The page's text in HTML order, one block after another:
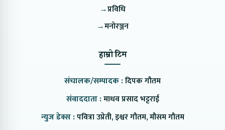
→प्रविधि
→मनोरञ्जन
हाम्रो टिम
संचालक/सम्पादक :दिपक गौतम
संवाददाता :माधव प्रसाद भट्टराई
न्युज डेक्स :पवित्रा उप्रेती, इश्वर गौतम, मौसम गौतम